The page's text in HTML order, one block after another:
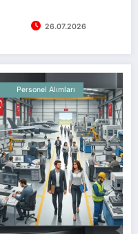
26.07.2026
Personel Alımları